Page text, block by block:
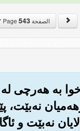
الصفحة Page543
به هه‌رچی له
نه‌بێت،
نه‌بێت و